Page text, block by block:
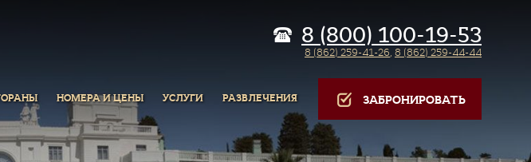
8 (800) 100-19-53
8 (862) 259-41-26, 8 (862) 259-44-44
НОМЕРА И ЦЕНЫ УСЛУГИ РАЗВЛЕЧЕНИЯ ЗАБРОНИРОВАТЬ